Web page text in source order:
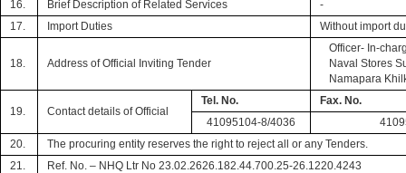
16.
Brief Description of Related Services
-
17.
Import Duties Without import
18. Address of Official Inviting Tender
Officer- In-
Naval Stores
Namapara
19. Contact details of Official
Tel. No.
Fax. No.
41095104-8/4036
20.
The procuring entity reserves the right to reject all or any Tenders.
21.
Ref. No. – NHQ Ltr No 23.02.2626.182.44.700.25-26.1220.4243